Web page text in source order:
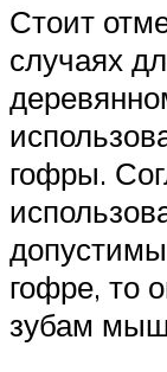
Стоит
случаях
гофры.
гофре, то
зубам